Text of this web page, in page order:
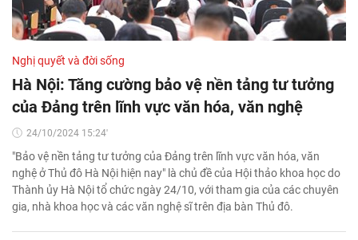
Nghị quyết và đời sống
Hà Nội: Tăng cường bảo vệ nền tảng tư tưởng
của Đảng trên lĩnh vực văn hóa, văn nghệ
24/10/2024 15:24'
"Bảo vệ nền tảng tư tưởng của Đảng trên lĩnh vực văn hóa, văn
nghệ ở Thủ đô Hà Nội hiện nay" là chủ đề của Hội thảo khoa học do
Thành ủy Hà Nội tổ chức ngày 24/10, với tham gia của các chuyên
gia, nhà khoa học và các văn nghệ sĩ trên địa bàn Thủ đô.